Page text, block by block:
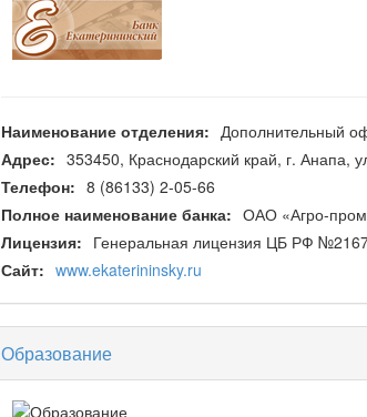
Наименование отделения: Дополнительный
Адрес: 353450, Краснодарский край, г. Анапа,
Телефон: 8 (86133) 2-05-66
Полное наименование банка: ОАО «Агро-
Лицензия: Генеральная лицензия ЦБ РФ
Сайт: www.ekaterininsky.ru
Образование